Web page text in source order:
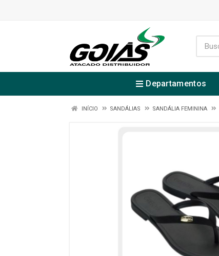
Departamentos
INÍCIO SANDÁLIAS SANDÁLIA FEMININA